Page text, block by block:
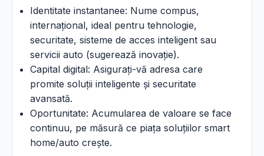
Identitate instantanee: Nume compus,
internațional, ideal pentru tehnologie,
securitate, sisteme de acces inteligent sau
servicii auto (sugerează inovație).
Capital digital: Asigurați-vă adresa care
promite soluții inteligente și securitate
avansată.
Oportunitate: Acumularea de valoare se face
continuu, pe măsură ce piața soluțiilor smart
home/auto crește.